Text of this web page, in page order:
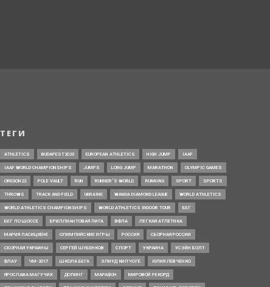
ТЕГИ
ATHLETICS BUDAPEST2023 EUROPEAN ATHLETICS HIGH JUMP IAAF
IAAF WORLD CHAMPIONSHIPS JUMPS LONG JUMP MARATHON OLYMPIC GAMES
OREGON22 POLE VAULT RUN RUNNER’S WORLD RUNNING SPORT SPORTS
THROWS TRACK AND FIELD UKRAINE WANDA DIAMOND LEAGUE WORLD ATHLETICS
WORLD ATHLETICS CHAMPIONSHIPS WORLD ATHLETICS INDOOR TOUR БЕГ
БЕГ ПО ШОССЕ БРИЛЛИАНТОВАЯ ЛИГА ВФЛА ЛЕГКАЯ АТЛЕТИКА
МАРИЯ ЛАСИЦКЕНЕ ОЛИМПИЙСКИЕ ИГРЫ РОССИЯ СБОРНАЯ РОССИИ
СБОРНАЯ УКРАИНЫ СЕРГЕЙ ШУБЕНКОВ СПОРТ УКРАИНА УСЭЙН БОЛТ
ФЛАУ ЧМ-2017 ШКОЛА БЕГА ЭЛИУД КИПЧОГЕ ЮЛИЯ ЛЕВЧЕНКО
ЯРОСЛАВА МАГУЧИХ ДОПИНГ МАРАФОН МИРОВОЙ РЕКОРД